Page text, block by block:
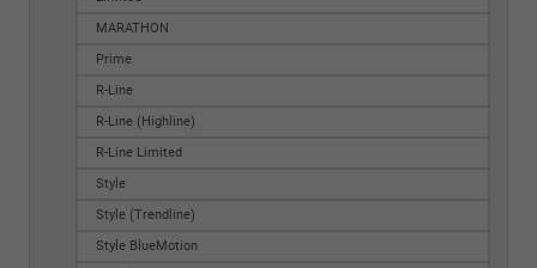
MARATHON
Prime
R-Line
R-Line (Highline)
R-Line Limited
Style
Style (Trendline)
Style BlueMotion